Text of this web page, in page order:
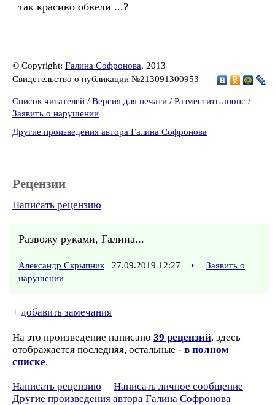
так красиво обвели ...?
© Copyright: Галина Софронова, 2013
Свидетельство о публикации №213091300953
Список читателей / Версия для печати / Разместить анонс /
Заявить о нарушении
Другие произведения автора Галина Софронова
Рецензии
Написать рецензию
Развожу руками, Галина...
Александр Скрыпник 27.09.2019 12:27 •
Заявить о
нарушении
+ добавить замечания
На это произведение написано 39 рецензий, здесь
отображается последняя, остальные - в полном
списке.
Написать рецензию
Написать личное сообщение
Другие произведения автора Галина Софронова